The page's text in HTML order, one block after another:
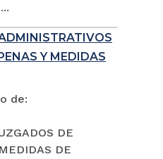
Y MEDIDAS
de:
DE
DE